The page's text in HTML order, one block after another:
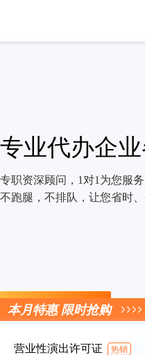
专业代办企
专职资深顾问，1对1为您服务
不跑腿，不排队，让您省时
立即咨询
本月特惠 限时抢购
营业性演出许可证 热销